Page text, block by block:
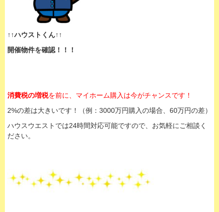
↑↑ハウストくん↑↑
開催物件を確認！！！
消費税の増税を前に、マイホーム購入は今がチャンスです！
2%の差は大きいです！（例：3000万円購入の場合、60万円の差）
ハウスウエストでは24時間対応可能ですので、お気軽にご相談く
ださい。